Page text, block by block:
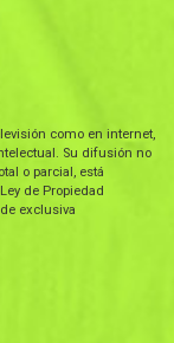
como en internet,
Su difusión no
o parcial, está
de Propiedad
exclusiva